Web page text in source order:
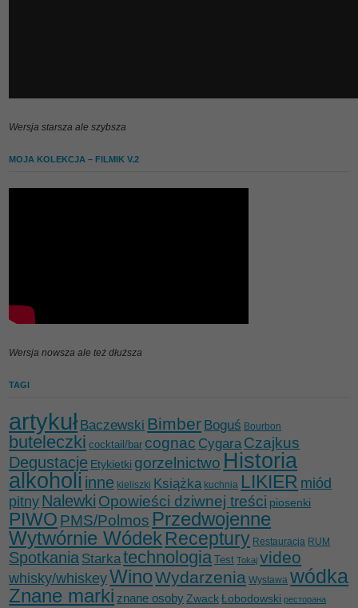
Wersja starsza ale szybsza
MOJA KOLEKCJA – FILMIK V.2
Wersja nowsza ale też dłuższa
TAGI
artykułBaczewski Bimber Boguś Bourbon
buteleczki cocktail/bar cognac CygaraCzajkus
Degustacje Etykietki gorzelnictwo Historia
alkoholi inne kieliszki Książka kuchnia LIKIER miód
pitny Nalewki Opowieści dziwnej treści piosenki
PIWO PMS/Polmos Przedwojenne
Wytwórnie WódekReceptury Restauracja RUM
Spotkania Starkatechnologia Test Tokaj video
whisky/whiskeyWinoWydarzenia Wystawa wódka
Znane marki znane osoby Zwack Łobodowski ресторана